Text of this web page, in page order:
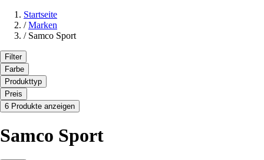
Startseite
/ Marken
/ Samco Sport
Filter
Farbe
Produkttyp
Preis
6 Produkte anzeigen
Samco Sport